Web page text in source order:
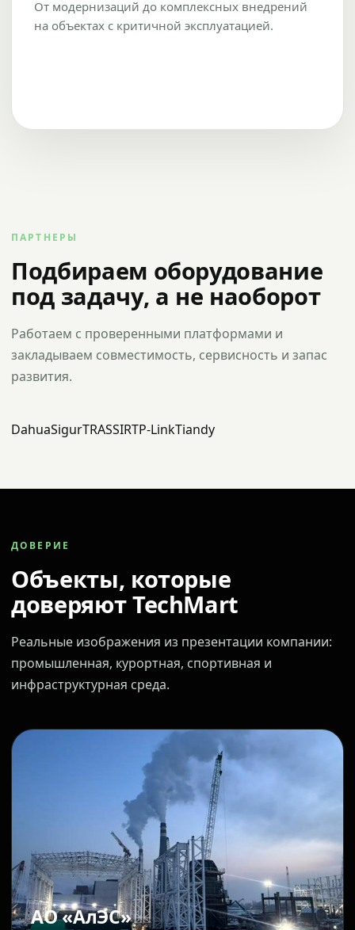
От модернизаций до комплексных внедрений
на объектах с критичной эксплуатацией.
ПАРТНЕРЫ
Подбираем оборудование
под задачу, а не наоборот
Работаем с проверенными платформами и
закладываем совместимость, сервисность и запас
развития.
DahuaSigurTRASSIRTP-LinkTiandy
ДОВЕРИЕ
Объекты, которые
доверяют TechMart
Реальные изображения из презентации компании:
промышленная, курортная, спортивная и
инфраструктурная среда.
АО «АлЭС»